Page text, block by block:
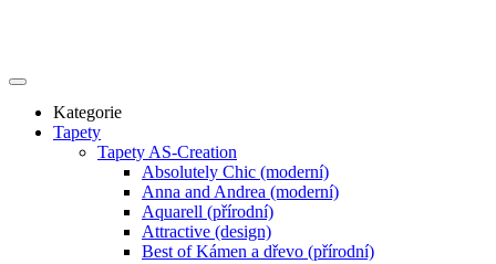
Kategorie
Tapety
Tapety AS-Creation
Absolutely Chic (moderní)
Anna and Andrea (moderní)
Aquarell (přírodní)
Attractive (design)
Best of Kámen a dřevo (přírodní)